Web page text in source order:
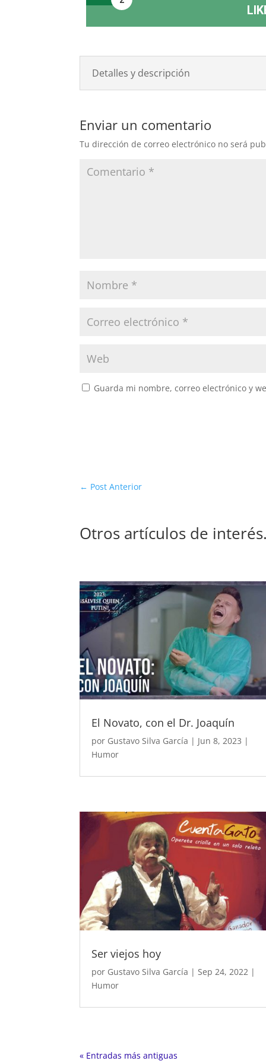
Detalles y descripción
Enviar un comentario
Tu dirección de correo electrónico no será
Guarda mi nombre, correo electrónico y
← Post Anterior
Otros artículos de
El Novato, con el Dr. Joaquín
por Gustavo Silva García | Jun 8, 2023 |
Humor
Ser viejos hoy
por Gustavo Silva García | Sep 24, 2022 |
Humor
« Entradas más antiguas